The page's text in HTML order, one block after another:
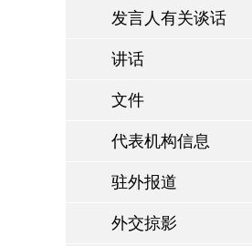
发言人有关谈话
讲话
文件
代表机构信息
驻外报道
外交掠影